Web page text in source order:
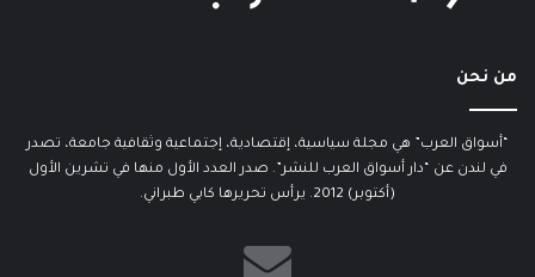
من نحن
“أسواق العرب” هي مجلة سياسية، إقتصادية، إجتماعية وثقافية جامعة، تصدر
في لندن عن “دار أسواق العرب للنشر”. صدر العدد الأول منها في تشرين الأول
(أكتوبر) 2012. يرأس تحريرها كابي طبراني.